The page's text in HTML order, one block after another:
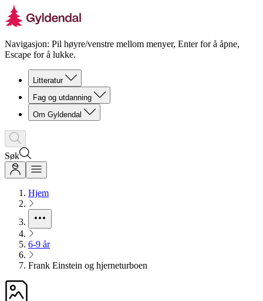
Navigasjon: Pil høyre/venstre mellom menyer, Enter for å åpne,
Escape for å lukke.
Litteratur
Fag og utdanning
Om Gyldendal
Søk
Hjem
6-9 år
Frank Einstein og hjerneturboen